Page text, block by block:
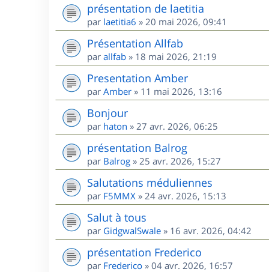
présentation de laetitia
par laetitia6 » 20 mai 2026, 09:41
Présentation Allfab
par allfab » 18 mai 2026, 21:19
Presentation Amber
par Amber » 11 mai 2026, 13:16
Bonjour
par haton » 27 avr. 2026, 06:25
présentation Balrog
par Balrog » 25 avr. 2026, 15:27
Salutations méduliennes
par F5MMX » 24 avr. 2026, 15:13
Salut à tous
par GidgwalSwale » 16 avr. 2026, 04:42
présentation Frederico
par Frederico » 04 avr. 2026, 16:57